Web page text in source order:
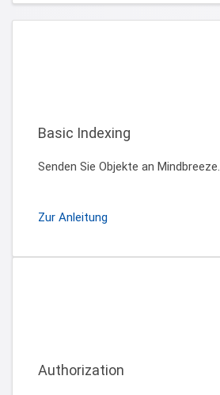
Basic Indexing
Senden Sie Objekte an Mindbreeze.
Zur Anleitung
Authorization